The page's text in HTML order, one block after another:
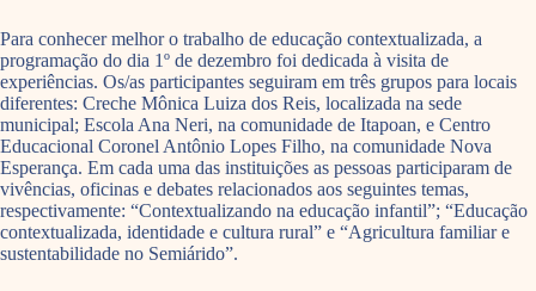
Para conhecer melhor o trabalho de educação contextualizada, a
programação do dia 1º de dezembro foi dedicada à visita de
experiências. Os/as participantes seguiram em três grupos para locais
diferentes: Creche Mônica Luiza dos Reis, localizada na sede
municipal; Escola Ana Neri, na comunidade de Itapoan, e Centro
Educacional Coronel Antônio Lopes Filho, na comunidade Nova
Esperança. Em cada uma das instituições as pessoas participaram de
vivências, oficinas e debates relacionados aos seguintes temas,
respectivamente: “Contextualizando na educação infantil”; “Educação
contextualizada, identidade e cultura rural” e “Agricultura familiar e
sustentabilidade no Semiárido”.